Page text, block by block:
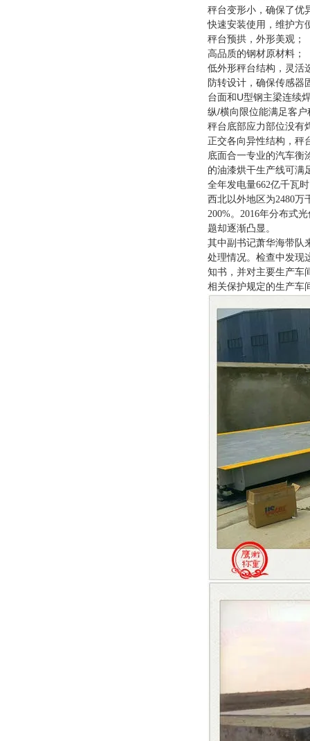
秤台变形小，确保了优
快速安装使用，维护方
秤台预拱，外形美观；
高品质的钢材原材料；
低外形秤台结构，灵活
防转设计，确保传感器
台面和 U型钢主梁连续
纵/横向限位能满足客
秤台底部应力部位没有
正交各向异性结构，秤
底面合一专业的汽车衡
的油漆烘干生产线可满
全年发电量662亿千瓦
西北以外地区为2480万
200%。2016年分布式
题却逐渐凸显。
其中副书记萧华海带队
处理情况。检查中发现
知书，并对主要生产车
相关保护规定的生产车